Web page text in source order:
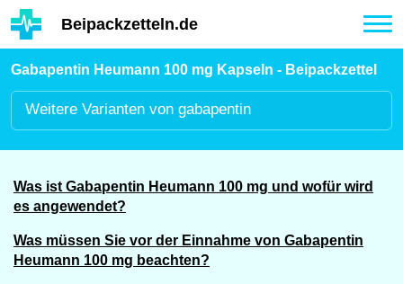
Hauptinhalt
Beipackzetteln.de
Gabapentin Heumann 100 mg Kapseln - Beipackzettel
Weitere Varianten von gabapentin
Was ist Gabapentin Heumann 100 mg und wofür wird
es angewendet?
Was müssen Sie vor der Einnahme von Gabapentin
Heumann 100 mg beachten?